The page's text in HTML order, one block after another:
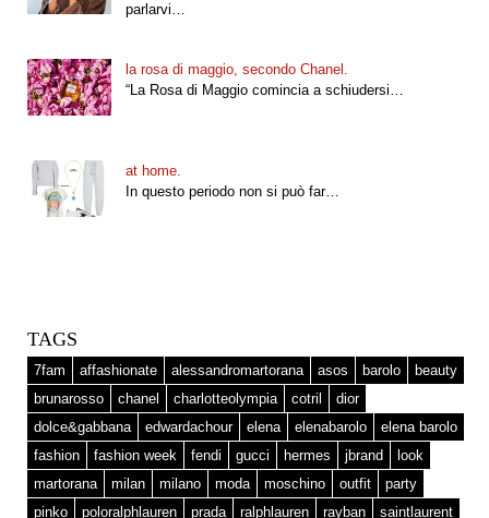
parlarvi…
la rosa di maggio, secondo Chanel.
“La Rosa di Maggio comincia a schiudersi…
at home.
In questo periodo non si può far…
TAGS
7fam affashionate alessandromartorana asos barolo
beauty
brunarosso
chanel charlotteolympia cotril
dior
dolce&gabbana
edwardachour elena elenabarolo
elena barolo
fashion
fashion week fendi gucci hermes jbrand
look
martorana
milan milano moda moschino outfit
party
pinko
poloralphlauren prada ralphlauren rayban saintlaurent